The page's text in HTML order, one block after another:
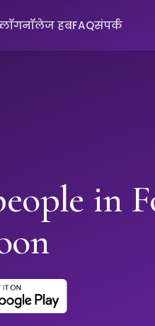
नॉलेज हबFAQसंपर्क
in